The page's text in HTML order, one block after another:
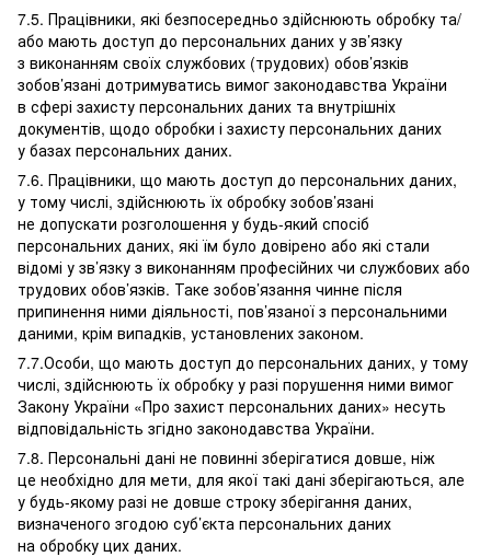
7.5. Працівники, які безпосередньо здійснюють обробку та/
або мають доступ до персональних даних у зв’язку
з виконанням своїх службових (трудових) обов’язків
зобов’язані дотримуватись вимог законодавства України
в сфері захисту персональних даних та внутрішніх
документів, щодо обробки і захисту персональних даних
у базах персональних даних.
7.6. Працівники, що мають доступ до персональних даних,
у тому числі, здійснюють їх обробку зобов’язані
не допускати розголошення у будь-який спосіб
персональних даних, які їм було довірено або які стали
відомі у зв’язку з виконанням професійних чи службових або
трудових обов’язків. Таке зобов’язання чинне після
припинення ними діяльності, пов’язаної з персональними
даними, крім випадків, установлених законом.
7.7.Особи, що мають доступ до персональних даних, у тому
числі, здійснюють їх обробку у разі порушення ними вимог
Закону України «Про захист персональних даних» несуть
відповідальність згідно законодавства України.
7.8. Персональні дані не повинні зберігатися довше, ніж
це необхідно для мети, для якої такі дані зберігаються, але
у будь-якому разі не довше строку зберігання даних,
визначеного згодою суб’єкта персональних даних
на обробку цих даних.